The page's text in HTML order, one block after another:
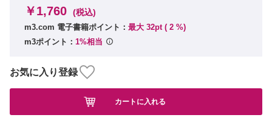
￥1,760 (税込)
m3.com 電子書籍ポイント： 最大 32pt ( 2 %)
m3ポイント： 1%相当
お気に入り登録
カートに入れる